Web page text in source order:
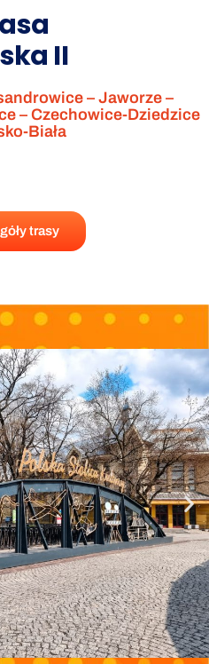
II
– Jaworze –
– Czechowice-Dziedzice
Biała
trasy